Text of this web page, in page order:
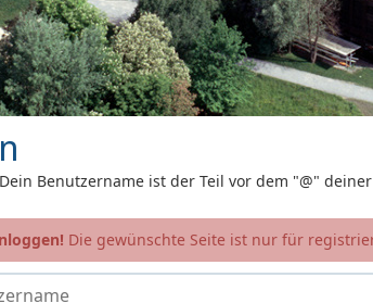
Benutzername ist der Teil vor dem "@" deiner
Die gewünschte Seite ist nur für